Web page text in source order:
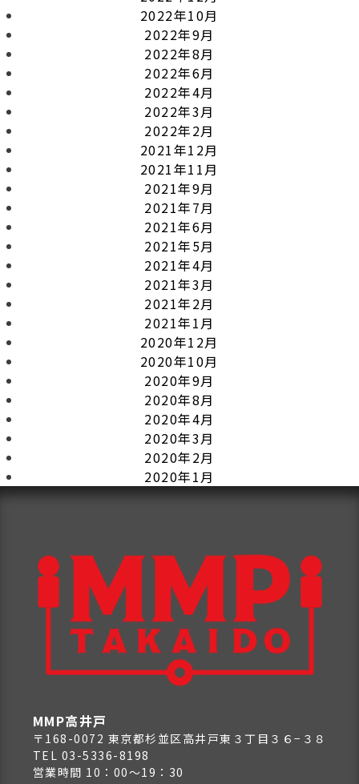
2022年10月
2022年9月
2022年8月
2022年6月
2022年4月
2022年3月
2022年2月
2021年12月
2021年11月
2021年9月
2021年7月
2021年6月
2021年5月
2021年4月
2021年3月
2021年2月
2021年1月
2020年12月
2020年10月
2020年9月
2020年8月
2020年4月
2020年3月
2020年2月
2020年1月
MMP高井戸
〒168-0072 東京都杉並区高井戸東３丁目３６−３８
TEL 03-5336-8198
営業時間 10：00～19：30